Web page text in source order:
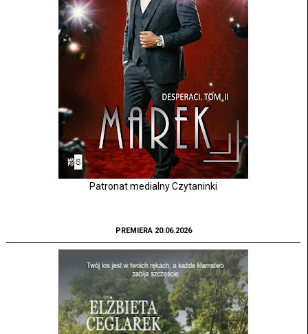
Patronat medialny Czytaninki
PREMIERA 20.06.2026